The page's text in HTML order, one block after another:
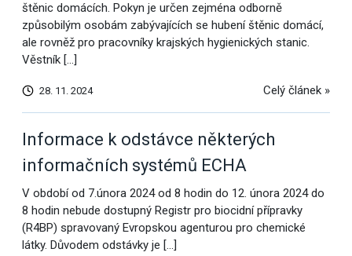
štěnic domácích. Pokyn je určen zejména odborně
způsobilým osobám zabývajících se hubení štěnic domácí,
ale rovněž pro pracovníky krajských hygienických stanic.
Věstník […]
28. 11. 2024 Celý článek »
Informace k odstávce některých
informačních systémů ECHA
V období od 7.února 2024 od 8 hodin do 12. února 2024 do
8 hodin nebude dostupný Registr pro biocidní přípravky
(R4BP) spravovaný Evropskou agenturou pro chemické
látky. Důvodem odstávky je […]